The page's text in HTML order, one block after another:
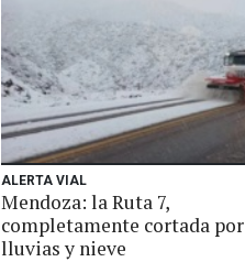
ALERTA VIAL
Mendoza: la Ruta 7,
completamente cortada por
lluvias y nieve